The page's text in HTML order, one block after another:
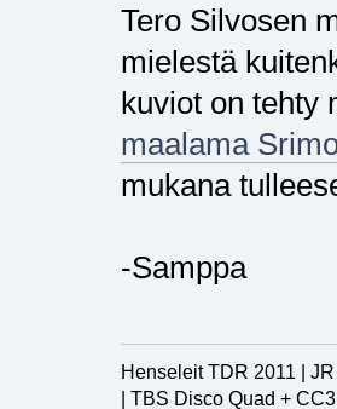
Tero Silvosen
mielestä
kuviot on tehty
maalama
mukana
-Samppa
Henseleit TDR 2011 |
| TBS Disco Quad +